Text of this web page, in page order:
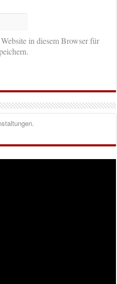
in diesem Browser für